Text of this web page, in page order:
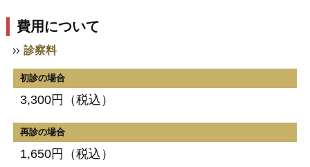
費用について
診察料
初診の場合
3,300円（税込）
再診の場合
1,650円（税込）